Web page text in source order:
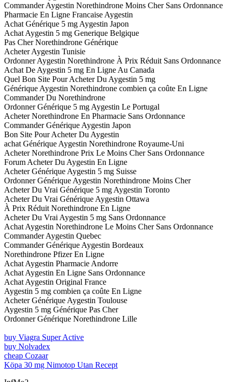
Commander Aygestin Norethindrone Moins Cher Sans Ordonnance
Pharmacie En Ligne Francaise Aygestin
Achat Générique 5 mg Aygestin Japon
Achat Aygestin 5 mg Generique Belgique
Pas Cher Norethindrone Générique
Acheter Aygestin Tunisie
Ordonner Aygestin Norethindrone À Prix Réduit Sans Ordonnance
Achat De Aygestin 5 mg En Ligne Au Canada
Quel Bon Site Pour Acheter Du Aygestin 5 mg
Générique Aygestin Norethindrone combien ça coûte En Ligne
Commander Du Norethindrone
Ordonner Générique 5 mg Aygestin Le Portugal
Acheter Norethindrone En Pharmacie Sans Ordonnance
Commander Générique Aygestin Japon
Bon Site Pour Acheter Du Aygestin
achat Générique Aygestin Norethindrone Royaume-Uni
Acheter Norethindrone Prix Le Moins Cher Sans Ordonnance
Forum Acheter Du Aygestin En Ligne
Acheter Générique Aygestin 5 mg Suisse
Ordonner Générique Aygestin Norethindrone Moins Cher
Acheter Du Vrai Générique 5 mg Aygestin Toronto
Acheter Du Vrai Générique Aygestin Ottawa
À Prix Réduit Norethindrone En Ligne
Acheter Du Vrai Aygestin 5 mg Sans Ordonnance
Achat Aygestin Norethindrone Le Moins Cher Sans Ordonnance
Commander Aygestin Quebec
Commander Générique Aygestin Bordeaux
Norethindrone Pfizer En Ligne
Achat Aygestin Pharmacie Andorre
Achat Aygestin En Ligne Sans Ordonnance
Achat Aygestin Original France
Aygestin 5 mg combien ça coûte En Ligne
Acheter Générique Aygestin Toulouse
Aygestin 5 mg Générique Pas Cher
Ordonner Générique Norethindrone Lille
buy Viagra Super Active
buy Nolvadex
cheap Cozaar
Köpa 30 mg Nimotop Utan Recept